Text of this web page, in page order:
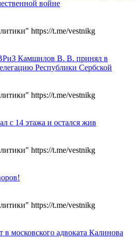
войне
https://t.me/vestnikg
Камшилов В. В. принял в
Республики Сербской
https://t.me/vestnikg
с 14 этажа и остался жив
https://t.me/vestnikg
https://t.me/vestnikg
московского адвоката Калинова